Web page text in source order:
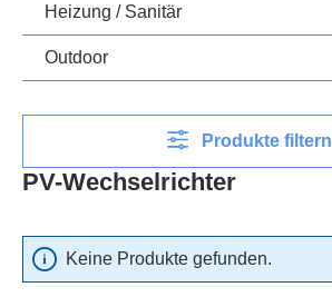
Heizung / Sanitär
Outdoor
Produkte filtern
PV-Wechselrichter
Keine Produkte gefunden.